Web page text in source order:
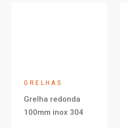
GRELHAS
Grelha redonda
100mm inox 304